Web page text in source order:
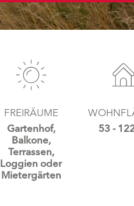
FREIRÄUME
Gartenhof,
Balkone,
Terrassen,
Loggien oder
Mietergärten
53 -